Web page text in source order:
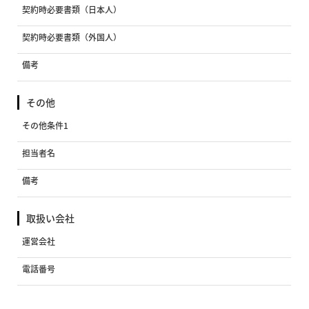
契約時必要書類（日本人）
契約時必要書類（外国人）
備考
その他
その他条件1
担当者名
備考
取扱い会社
運営会社
電話番号